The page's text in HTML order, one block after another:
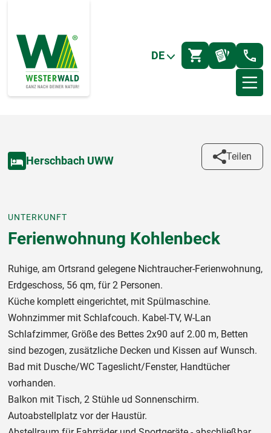
DE
Herschbach UWW Teilen
UNTERKUNFT
Ferienwohnung Kohlenbeck
Ruhige, am Ortsrand gelegene Nichtraucher-Ferienwohnung,
Erdgeschoss, 56 qm, für 2 Personen.
Küche komplett eingerichtet, mit Spülmaschine.
Wohnzimmer mit Schlafcouch. Kabel-TV, W-Lan
Schlafzimmer, Größe des Bettes 2x90 auf 2.00 m, Betten
sind bezogen, zusätzliche Decken und Kissen auf Wunsch.
Bad mit Dusche/WC Tageslicht/Fenster, Handtücher
vorhanden.
Balkon mit Tisch, 2 Stühle ud Sonnenschirm.
Autoabstellplatz vor der Haustür.